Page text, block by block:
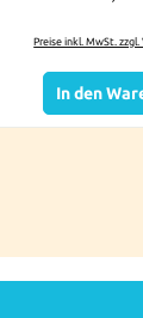
Preise inkl. MwSt.
In den